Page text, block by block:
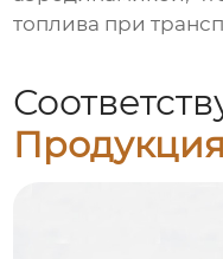
топлива при
Продукция